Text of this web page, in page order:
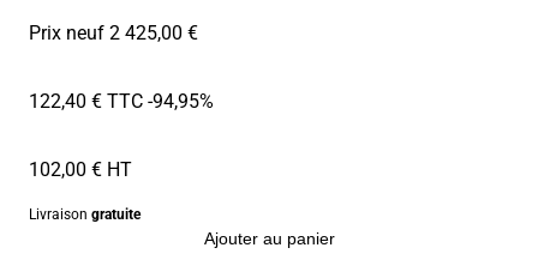
Prix neuf 2 425,00 €
122,40 € TTC-94,95%
102,00 € HT
Livraison gratuite
Ajouter au panier